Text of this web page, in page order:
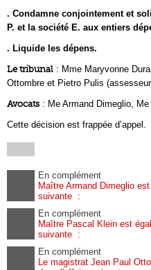
. Condamne conjointement et
P. et la société E. aux entiers
. Liquide les dépens.
Le tribunal : Mme Maryvonne
Ottombre et Pietro Pulis
Avocats : Me Armand Dimeglio,
Cette décision est frappée d’appel.
En complément
Maître Armand Dimeglio
suivante :
En complément
Maître Pascal Klein est
suivante :
En complément
Le magistrat Jean Paul